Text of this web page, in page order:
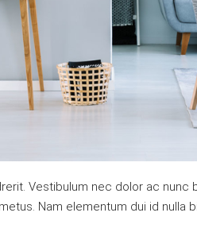
Vestibulum nec dolor ac nunc
Nam elementum dui id nulla